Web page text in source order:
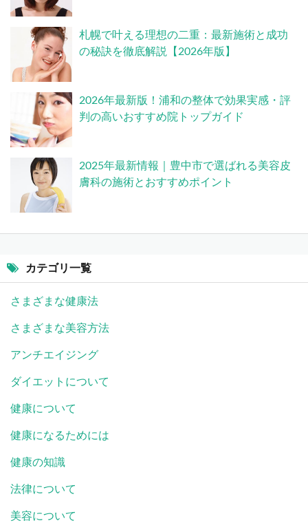
札幌で叶える理想の二重：最新施術と成功
の秘訣を徹底解説【2026年版】
2026年最新版！浦和の整体で効果実感・評
判の高いおすすめ院トップガイド
2025年最新情報｜豊中市で選ばれる美容皮
膚科の施術とおすすめポイント
カテゴリ一覧
さまざまな健康法
さまざまな美容方法
アンチエイジング
ダイエットについて
健康について
健康になるためには
健康の知識
法律について
美容について